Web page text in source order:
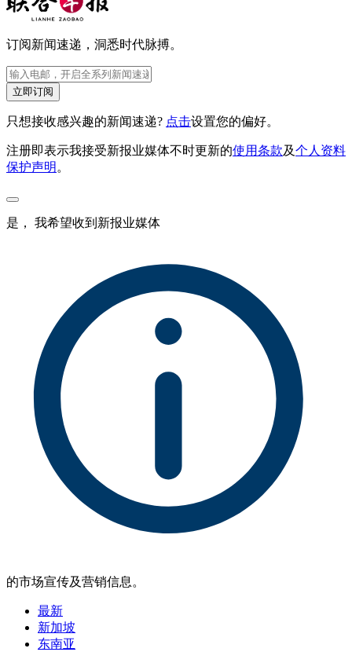
订阅新闻速递，洞悉时代脉搏。
立即订阅
只想接收感兴趣的新闻速递? 点击设置您的偏好。
注册即表示我接受新报业媒体不时更新的使用条款及个人资料
保护声明 。
是， 我希望收到新报业媒体
的市场宣传及营销信息。
最新
新加坡
东南亚